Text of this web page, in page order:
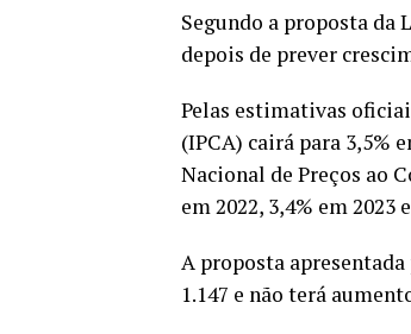
Segundo a proposta da
depois de prever
Pelas estimativas
(IPCA) cairá para 3,5%
Nacional de Preços ao
em 2022, 3,4% em 2023
A proposta
1.147 e não terá